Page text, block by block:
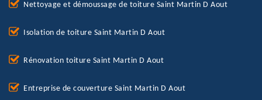
Nettoyage et démoussage de toiture Saint Martin D Aout
Isolation de toiture Saint Martin D Aout
Rénovation toiture Saint Martin D Aout
Entreprise de couverture Saint Martin D Aout